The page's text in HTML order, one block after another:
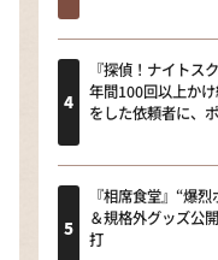
『探偵！ナイトス
年間100回以上か
をした依頼者に、
『相席食堂』“爆
＆規格外グッズ公
打